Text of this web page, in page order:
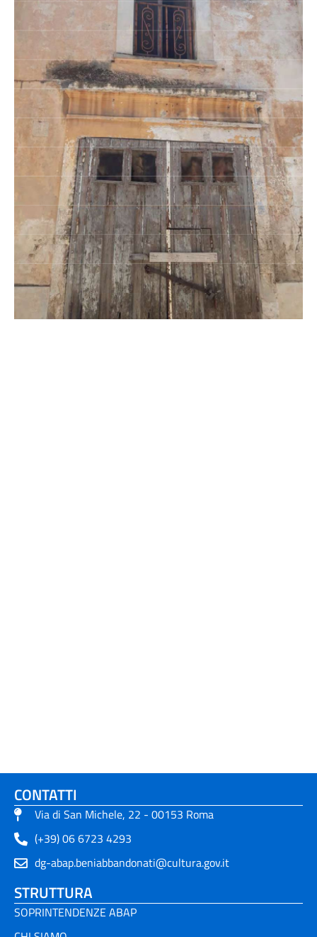
CONTATTI
Via di San Michele, 22 - 00153 Roma
(+39) 06 6723 4293
dg-abap.beniabbandonati@cultura.gov.it
STRUTTURA
SOPRINTENDENZE ABAP